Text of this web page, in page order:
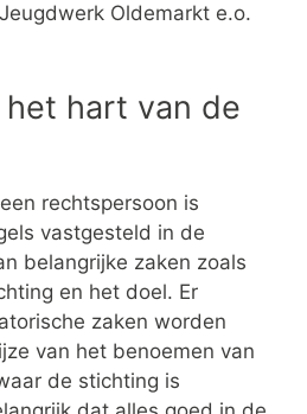
Oldemarkt e.o.
hart van de
rechtspersoon is
vastgesteld in de
belangrijke zaken zoals
en het doel. Er
zaken worden
van het benoemen van
de stichting is